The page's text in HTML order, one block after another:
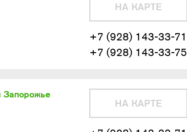
НА КАРТЕ
+7 (928) 143-33-71
+7 (928) 143-33-75
Запорожье
НА КАРТЕ